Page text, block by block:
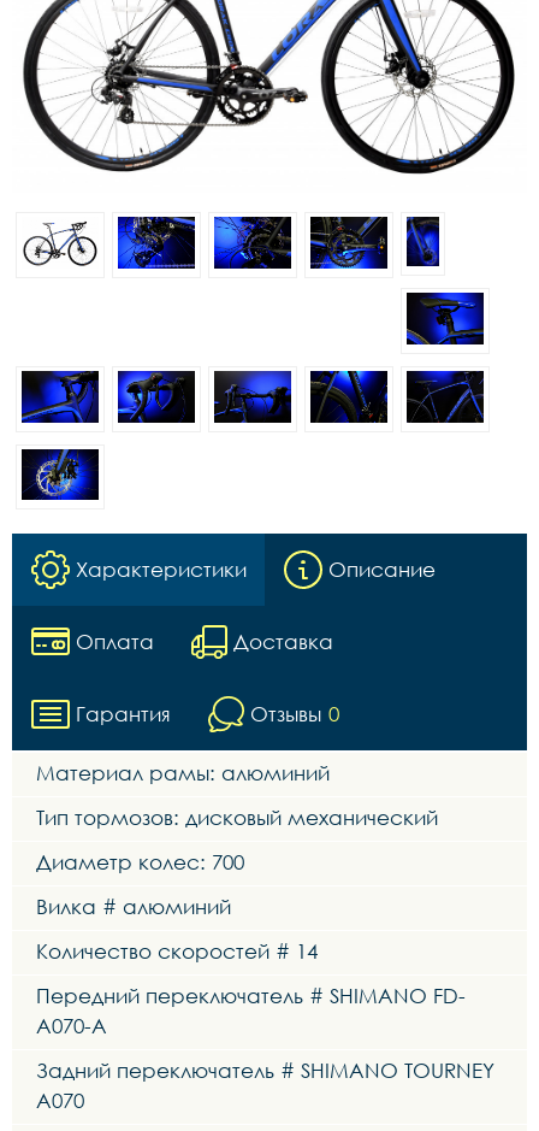
Характеристики Описание
Оплата Доставка
Гарантия Отзывы 0
Материал рамы: алюминий
Тип тормозов: дисковый механический
Диаметр колес: 700
Вилка # алюминий
Количество скоростей # 14
Передний переключатель # SHIMANO FD-
A070-A
Задний переключатель # SHIMANO TOURNEY
A070